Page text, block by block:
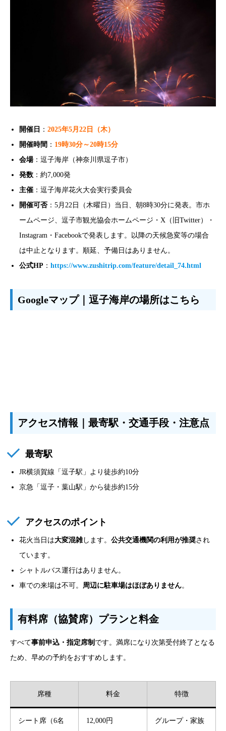
開催日 ：2025年5月22日（木）
開催時間 ： 19時30分～20時15分
会場：逗子海岸（神奈川県逗子市）
発数 ：約7,000発
主催 ：逗子海岸花火大会実行委員会
開催可否：5月22日（木曜日）当日、朝8時30分に発表。市ホ
ームページ、逗子市観光協会ホームページ・X（旧Twitter）・
Instagram・Facebookで発表します。以降の天候急変等の場合
は中止となります。順延、予備日はありません。
公式HP ：https://www.zushitrip.com/feature/detail_74.html
Googleマップ｜逗子海岸の場所はこちら
アクセス情報｜最寄駅・交通手段・注意点
最寄駅
JR横須賀線「逗子駅」より徒歩約10分
京急「逗子・葉山駅」から徒歩約15分
アクセスのポイント
花火当日は大変混雑します。公共交通機関の利用が推奨され
ています。
シャトルバス運行はありません。
車での来場は不可。 周辺に駐車場はほぼありません。
有料席（協賛席）プランと料金
すべて事前申込・指定席制 です。満席になり次第受付終了となる
ため、早めの予約をおすすめします。
席種 料金 特徴
シート席（6名
12,000円
グループ・家族